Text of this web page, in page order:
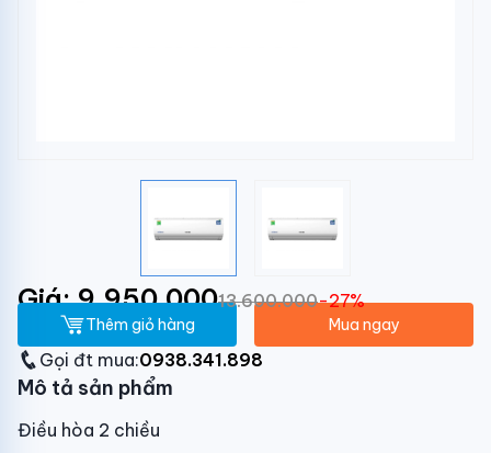
Giá: 9.950.00013.600.000-27%
Thêm giỏ hàng Mua ngay
Gọi đt mua:0938.341.898
Mô tả sản phẩm
Điều hòa 2 chiều